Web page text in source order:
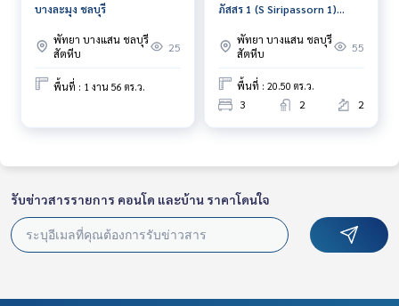
บางละมุง ชลบุรี
พัทยา บางแสน ชลบุรี
สัตหีบ
25
พื้นที่ : 1 งาน 56 ตร.ว.
ภัสสร 1 (S Siripassorn 1)
พัทยา บางแสน ชลบุรี
สัตหีบ
55
พื้นที่ : 20.50 ตร.ว.
3 2 2
รับข่าวสารรายการ คอนโด และบ้าน ราคาโดนใจ